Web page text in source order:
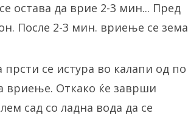
остава да врие 2-3 мин... Пред
После 2-3 мин. вриење се зема
се истура во калапи од по
вриење. Откако ќе заврши
сад со ладна вода да се